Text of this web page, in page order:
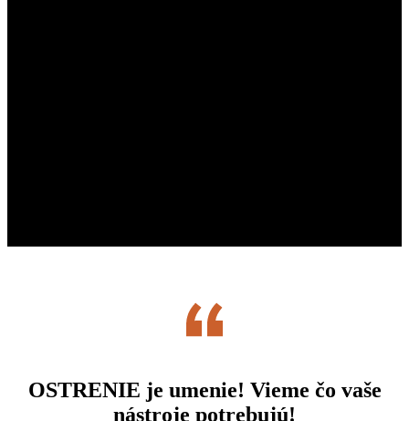
OSTRENIE je umenie! Vieme čo vaše
nástroje potrebujú!